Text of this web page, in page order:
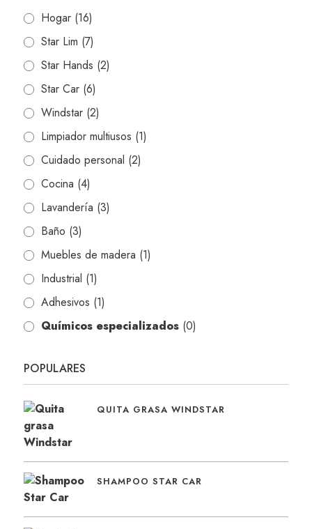
Hogar (16)
Star Lim (7)
Star Hands (2)
Star Car (6)
Windstar (2)
Limpiador multiusos (1)
Cuidado personal (2)
Cocina (4)
Lavandería (3)
Baño (3)
Muebles de madera (1)
Industrial (1)
Adhesivos (1)
Químicos especializados (0)
POPULARES
QUITA GRASA WINDSTAR
SHAMPOO STAR CAR